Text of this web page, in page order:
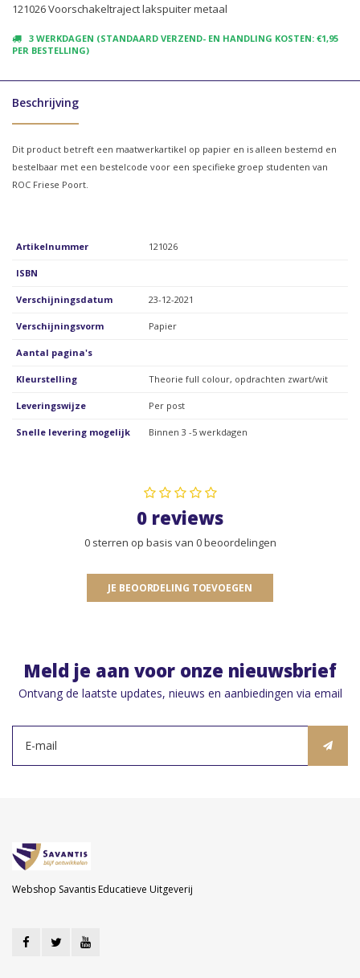
121026 Voorschakeltraject lakspuiter metaal
3 WERKDAGEN (STANDAARD VERZEND- EN HANDLING KOSTEN: €1,95
PER BESTELLING)
Beschrijving
Dit product betreft een maatwerkartikel op papier en is alleen bestemd en
bestelbaar met een bestelcode voor een specifieke groep studenten van
ROC Friese Poort.
Artikelnummer 121026
ISBN
Verschijningsdatum 23-12-2021
Verschijningsvorm Papier
Aantal pagina's
Kleurstelling Theorie full colour, opdrachten zwart/wit
Leveringswijze Per post
Snelle levering mogelijk Binnen 3 -5 werkdagen
0 reviews
0 sterren op basis van 0 beoordelingen
JE BEOORDELING TOEVOEGEN
Meld je aan voor onze nieuwsbrief
Ontvang de laatste updates, nieuws en aanbiedingen via email
Webshop Savantis Educatieve Uitgeverij